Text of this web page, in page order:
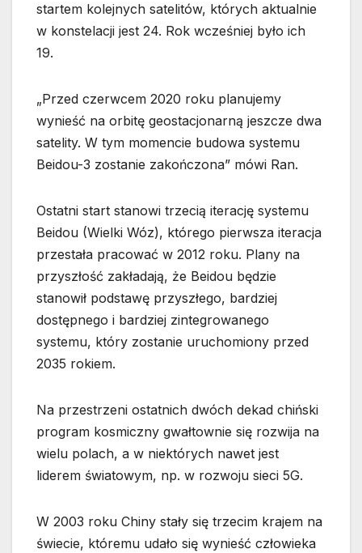
startem kolejnych satelitów, których aktualnie
w konstelacji jest 24. Rok wcześniej było ich
19.
„Przed czerwcem 2020 roku planujemy
wynieść na orbitę geostacjonarną jeszcze dwa
satelity. W tym momencie budowa systemu
Beidou-3 zostanie zakończona” mówi Ran.
Ostatni start stanowi trzecią iterację systemu
Beidou (Wielki Wóz), którego pierwsza iteracja
przestała pracować w 2012 roku. Plany na
przyszłość zakładają, że Beidou będzie
stanowił podstawę przyszłego, bardziej
dostępnego i bardziej zintegrowanego
systemu, który zostanie uruchomiony przed
2035 rokiem.
Na przestrzeni ostatnich dwóch dekad chiński
program kosmiczny gwałtownie się rozwija na
wielu polach, a w niektórych nawet jest
liderem światowym, np. w rozwoju sieci 5G.
W 2003 roku Chiny stały się trzecim krajem na
świecie, któremu udało się wynieść człowieka